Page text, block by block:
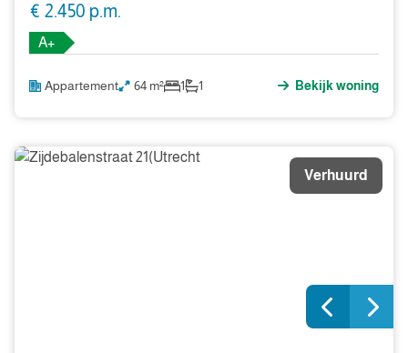
€ 2.450 p.m.
A+
Appartement 64 m² 1 1 Bekijk woning
Verhuurd